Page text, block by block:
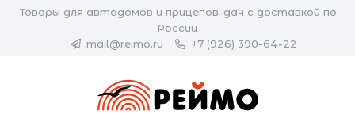
Товары для автодомов и прицепов-дач с доставкой по
России
mail@reimo.ru
+7 (926) 390-64-22